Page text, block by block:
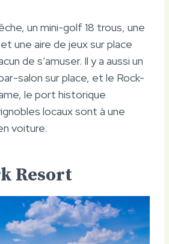
un mini-golf 18 trous, une
une aire de jeux sur place
de s’amuser. Il y a aussi un
salon sur place, et le Rock-
le port historique
locaux sont à une
voiture.
Resort